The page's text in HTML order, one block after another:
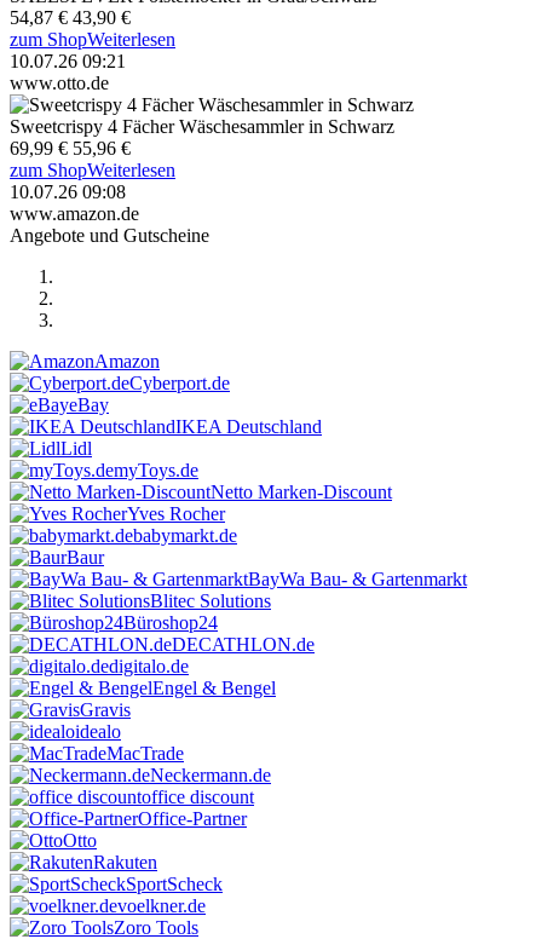
54,87 € 43,90 €
zum ShopWeiterlesen
10.07.26 09:21
www.otto.de
Sweetcrispy 4 Fächer Wäschesammler in Schwarz
69,99 € 55,96 €
zum ShopWeiterlesen
10.07.26 09:08
www.amazon.de
Angebote und Gutscheine
Amazon
Cyberport.de
eBay
IKEA Deutschland
Lidl
myToys.de
Netto Marken-Discount
Yves Rocher
babymarkt.de
Baur
BayWa Bau- & Gartenmarkt
Blitec Solutions
Büroshop24
DECATHLON.de
digitalo.de
Engel & Bengel
Gravis
idealo
MacTrade
Neckermann.de
office discount
Office-Partner
Otto
Rakuten
SportScheck
voelkner.de
Zoro Tools